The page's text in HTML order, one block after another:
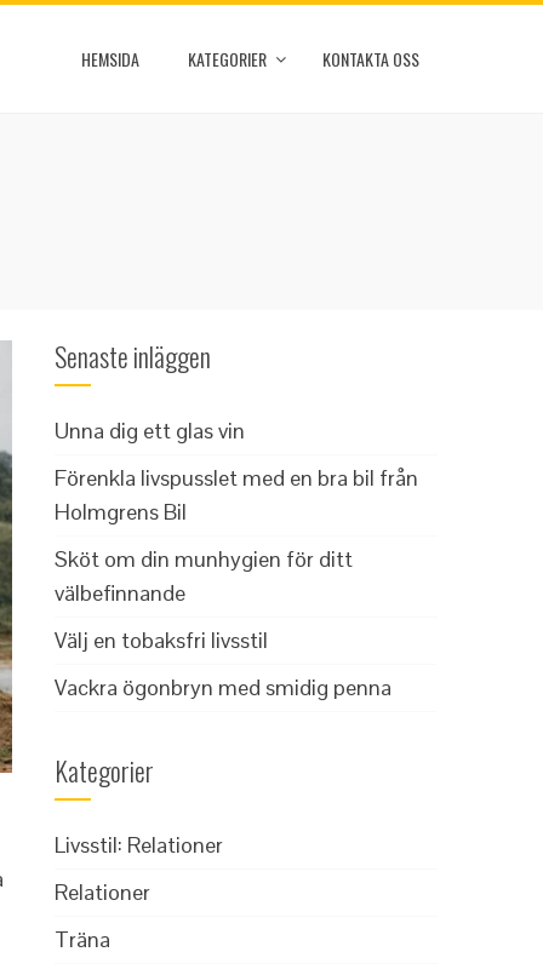
HEMSIDA KATEGORIER KONTAKTA OSS
Senaste inläggen
Unna dig ett glas vin
Förenkla livspusslet med en bra bil från
Holmgrens Bil
Sköt om din munhygien för ditt
välbefinnande
Välj en tobaksfri livsstil
Vackra ögonbryn med smidig penna
Kategorier
Livsstil: Relationer
Relationer
Träna